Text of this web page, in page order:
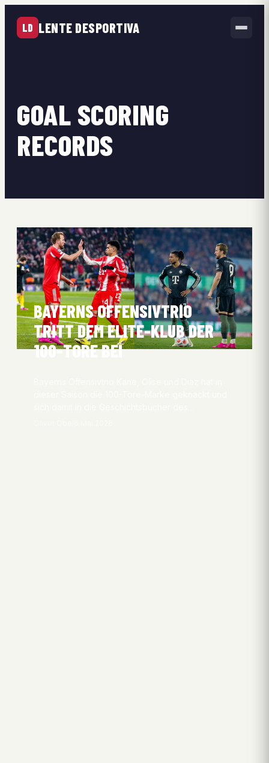
LD LENTE DESPORTIVA
GOAL SCORING
RECORDS
BAYERNS OFFENSIVTRIO
TRITT DEM ELITE-KLUB DER
100-TORE BEI